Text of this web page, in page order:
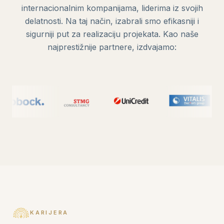
Druga faza završena. Naselje raste na preko
200 useljenih porodica.
Treća faza sa komercijalnim i stambenim
40.000m² izgrađenog prostora.
internacionalnim kompanijama, liderima iz svojih
delatnosti. Na taj način, izabrali smo efikasniji i
sigurniji put za realizaciju projekata. Kao naše
najprestižnije partnere, izdvajamo:
KARIJERA